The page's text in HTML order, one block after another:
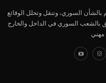
السوري، وتنقل وتحلل الوقائع
بالشعب السوري في الداخل والخارج
مهني